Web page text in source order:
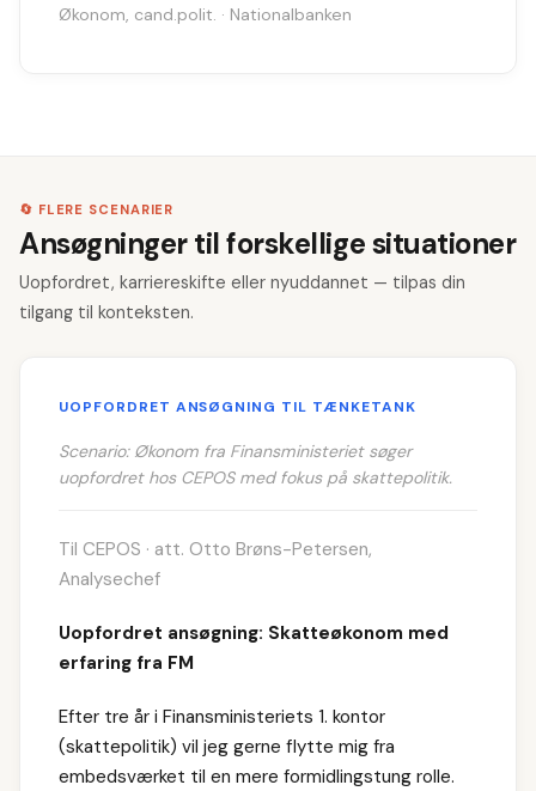
Økonom, cand.polit. · Nationalbanken
🔄 FLERE SCENARIER
Ansøgninger til forskellige situationer
Uopfordret, karriereskifte eller nyuddannet — tilpas din
tilgang til konteksten.
UOPFORDRET ANSØGNING TIL TÆNKETANK
Scenario: Økonom fra Finansministeriet søger
uopfordret hos CEPOS med fokus på skattepolitik.
Til CEPOS · att. Otto Brøns-Petersen,
Analysechef
Uopfordret ansøgning: Skatteøkonom med
erfaring fra FM
Efter tre år i Finansministeriets 1. kontor
(skattepolitik) vil jeg gerne flytte mig fra
embedsværket til en mere formidlingstung rolle.